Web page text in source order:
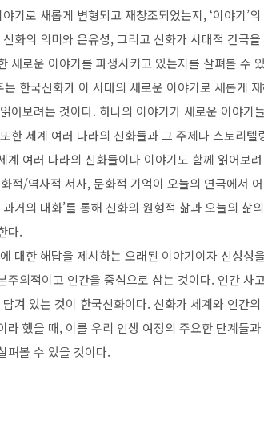
기로 새롭게 변형되고 재창조되었는지, ‘이야기’
화의 의미와 은유성,그리고 신화가 시대적 간극
새로운 이야기를 파생시키고 있는지를 살펴볼 수
한국신화가 이 시대의 새로운 이야기로 새롭게
어보려는 것이다. 하나의 이야기가 새로운 이야기
한 세계 여러 나라의 신화들과 그 주제나 스토리텔
계 여러 나라의 신화들이나 이야기도 함께 읽어보
적/역사적 서사,문화적 기억이 오늘의 연극에서
거의 대화’를 통해 신화의 원형적 삶과 오늘의 삶
다.
에 대한 해답을 제시하는 오래된 이야기이자 신성성
주의적이고 인간을 중심으로 삼는 것이다. 인간 사
담겨 있는 것이 한국신화이다. 신화가 세계와 인간
라 했을 때, 이를 우리 인생 여정의 주요한 단계들
펴볼 수 있을 것이다.